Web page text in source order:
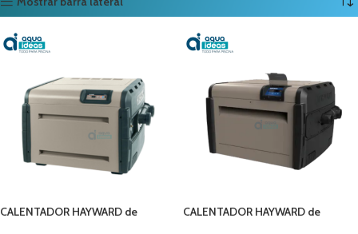
CALENTADOR HAYWARD de
CALENTADOR HAYWARD de